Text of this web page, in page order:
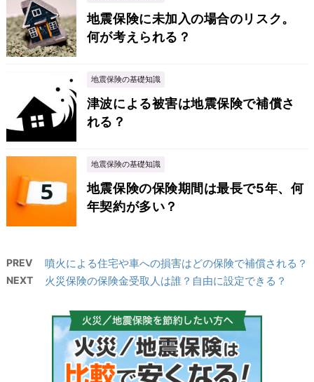
地震保険に未加入の場合のリスク。
何が考えられる？
地震保険の基礎知識
津波による被害は地震保険で補償さ
れる？
地震保険の基礎知識
地震保険の保険期間は最長で5年、何
年契約が多い？
PREV 噴火による住宅や車への損害はどの保険で補償される？
NEXT 火災保険の保険金受取人は誰？自由に設定できる？